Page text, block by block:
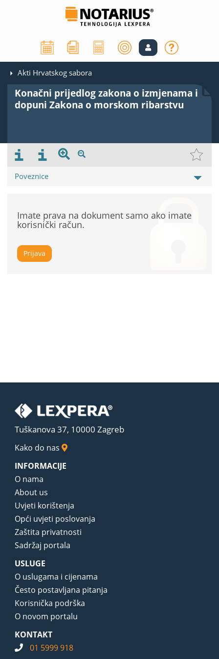
Akti Hrvatskog sabora
Konačni prijedlog zakona o izmjenama i
dopuni Zakona o morskom ribarstvu
Poveznice
Imate prava na dokument samo ako imate
korisnički račun.
Prijava
Tuškanova 37, 10000 Zagreb
Kako do nas
INFORMACIJE
O nama
About us
Uvjeti korištenja
Opći uvjeti poslovanja
Zaštita privatnosti
Sadržaj portala
USLUGE
O uslugama i cijenama
Često postavljana pitanja
Korisnička podrška
O novom portalu
KONTAKT
01 5999 918